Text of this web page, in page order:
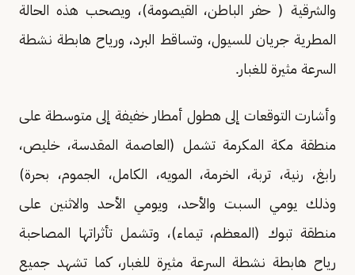
والشرقية ( حفر الباطن، القيصومة)، ويصحب هذه الحالة
المطرية جريان للسيول، وتساقط البرد، ورياح هابطة نشطة
السرعة مثيرة للغبار.
وأشارت التوقعات إلى هطول أمطار خفيفة إلى متوسطة على
منطقة مكة المكرمة تشمل (العاصمة المقدسة، خليص،
رابغ، رنية، تربة، الخرمة، المويه، الكامل، الجموم، بحرة)
وذلك يومي السبت والأحد، ويومي الأحد والاثنين على
منطقة تبوك (المعظم، تيماء)، وتشمل تأثراتها المصاحبة
رياح هابطة نشطة السرعة مثيرة للغبار، كما تشهد جميع